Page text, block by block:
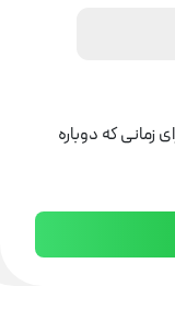
زمانی که دوباره